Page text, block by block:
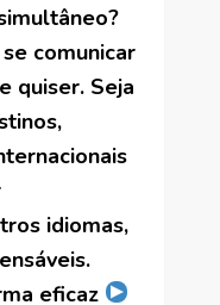
comunicar
quiser. Seja
idiomas,
eficaz